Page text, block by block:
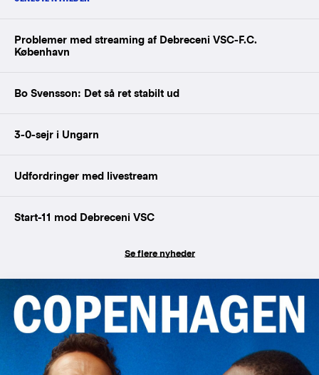
Problemer med streaming af Debreceni VSC-F.C.
København
Bo Svensson: Det så ret stabilt ud
3-0-sejr i Ungarn
Udfordringer med livestream
Start-11 mod Debreceni VSC
Se flere nyheder